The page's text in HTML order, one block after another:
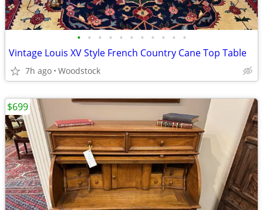
• • • • • • • • • • •
Vintage Louis XV Style French Country Cane Top Table
7h ago Woodstock
$699